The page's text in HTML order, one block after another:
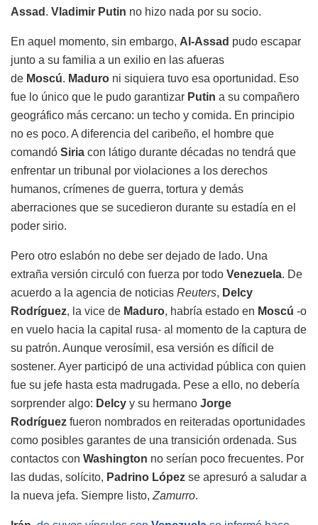
Assad . Vladimir Putin no hizo nada por su socio.
En aquel momento, sin embargo, Al-Assad pudo escapar
junto a su familia a un exilio en las afueras
de Moscú. Maduro ni siquiera tuvo esa oportunidad. Eso
fue lo único que le pudo garantizar Putin a su compañero
geográfico más cercano: un techo y comida. En principio
no es poco. A diferencia del caribeño, el hombre que
comandó Siria con látigo durante décadas no tendrá que
enfrentar un tribunal por violaciones a los derechos
humanos, crímenes de guerra, tortura y demás
aberraciones que se sucedieron durante su estadía en el
poder sirio.
Pero otro eslabón no debe ser dejado de lado. Una
extraña versión circuló con fuerza por todo Venezuela. De
acuerdo a la agencia de noticias Reuters, Delcy
Rodríguez, la vice de Maduro, habría estado en Moscú -o
en vuelo hacia la capital rusa- al momento de la captura de
su patrón. Aunque verosímil, esa versión es díficil de
sostener. Ayer participó de una actividad pública con quien
fue su jefe hasta esta madrugada. Pese a ello, no debería
sorprender algo: Delcy y su hermano Jorge
Rodríguez fueron nombrados en reiteradas oportunidades
como posibles garantes de una transición ordenada. Sus
contactos con Washington no serían poco frecuentes. Por
las dudas, solícito, Padrino López se apresuró a saludar a
la nueva jefa. Siempre listo, Zamurro.